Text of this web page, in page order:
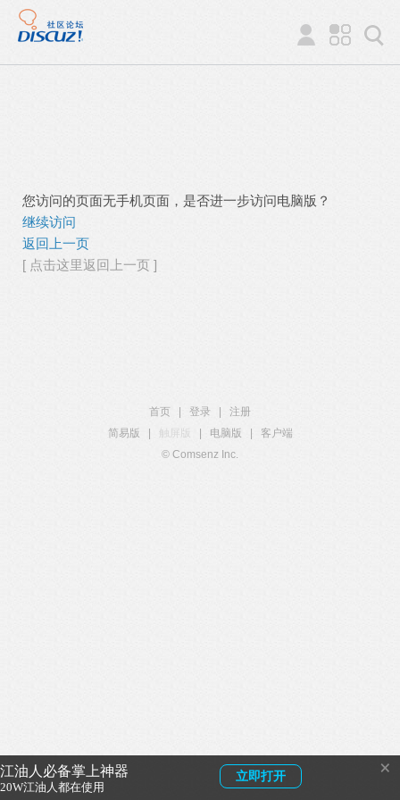
江油人必备掌上神器
20W江油人都在使用
立即打开 ×
您访问的页面无手机页面，是否进一步访问电脑版？
继续访问
返回上一页
[ 点击这里返回上一页 ]
首页 登录
注册
简易版
触屏版 电脑版
客户端
© Comsenz Inc.